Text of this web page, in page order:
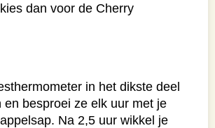
dan voor de Cherry
in het dikste deel
en besproei ze elk uur met je
Na 2,5 uur wikkel je